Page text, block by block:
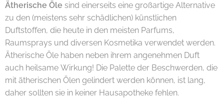
Ätherische Öle sind einerseits eine großartige Alternative
zu den (meistens sehr schädlichen) künstlichen
Duftstoffen, die heute in den meisten Parfums,
Raumsprays und diversen Kosmetika verwendet werden.
Ätherische Öle haben neben ihrem angenehmen Duft
auch heilsame Wirkung! Die Palette der Beschwerden, die
mit ätherischen Ölen gelindert werden können, ist lang,
daher sollten sie in keiner Hausapotheke fehlen.